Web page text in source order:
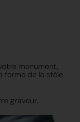
monument,
forme de la stèle
graveur.